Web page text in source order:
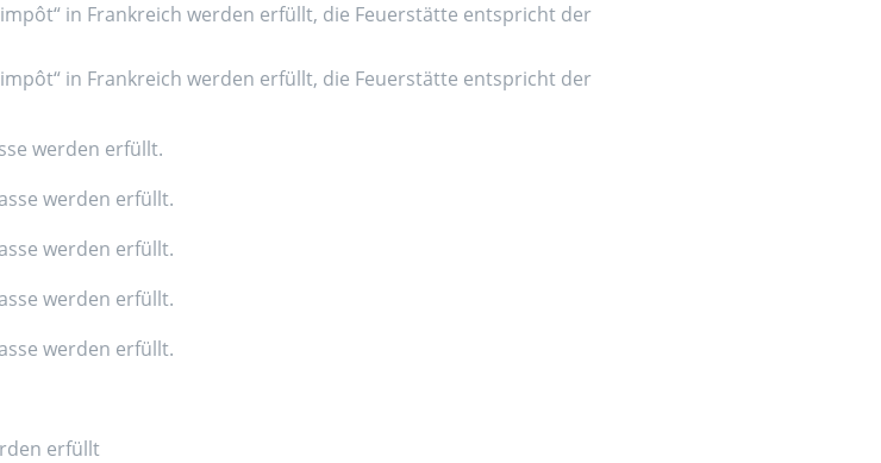
in Frankreich werden erfüllt, die Feuerstätte entspricht der
in Frankreich werden erfüllt, die Feuerstätte entspricht der
werden erfüllt.
werden erfüllt.
werden erfüllt.
werden erfüllt.
werden erfüllt.
erfüllt